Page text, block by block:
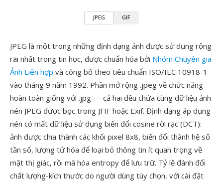
JPEG GIF
JPEG là một trong những định dạng ảnh được sử dụng rộng
rãi nhất trong tin học, được chuẩn hóa bởi Nhóm Chuyên gia
Ảnh Liên hợp và công bố theo tiêu chuẩn ISO/IEC 10918-1
vào tháng 9 năm 1992. Phần mở rộng .jpeg về chức năng
hoàn toàn giống với .jpg — cả hai đều chứa cùng dữ liệu ảnh
nén JPEG được bọc trong JFIF hoặc Exif. Định dạng áp dụng
nén có mất dữ liệu sử dụng biến đổi cosine rời rạc (DCT):
ảnh được chia thành các khối pixel 8x8, biến đổi thành hệ số
tần số, lượng tử hóa để loại bỏ thông tin ít quan trọng về
mặt thị giác, rồi mã hóa entropy để lưu trữ. Tỷ lệ đánh đổi
chất lượng-kích thước do người dùng tùy chọn, với cài đặt